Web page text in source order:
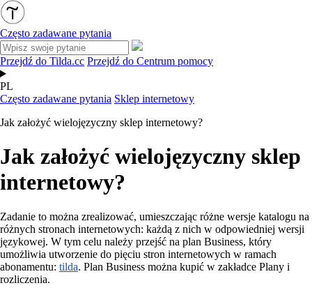
Często zadawane pytania
Przejdź do Tilda.cc Przejdź do Centrum pomocy
PL
Często zadawane pytania Sklep internetowy
Jak założyć wielojęzyczny sklep internetowy?
Jak założyć wielojęzyczny sklep
internetowy?
Zadanie to można zrealizować, umieszczając różne wersje katalogu na
różnych stronach internetowych: każdą z nich w odpowiedniej wersji
językowej. W tym celu należy przejść na plan Business, który
umożliwia utworzenie do pięciu stron internetowych w ramach
abonamentu: tilda. Plan Business można kupić w zakładce Plany i
rozliczenia.